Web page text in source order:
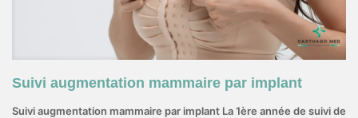
Suivi augmentation mammaire par implant
Suivi augmentation mammaire par implant La 1ère année de suivi de